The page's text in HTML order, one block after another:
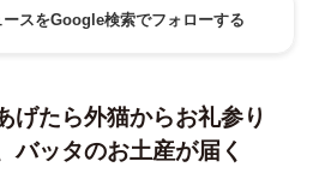
ースをGoogle検索でフォローする
げたら外猫からお礼参り
バッタのお土産が届く